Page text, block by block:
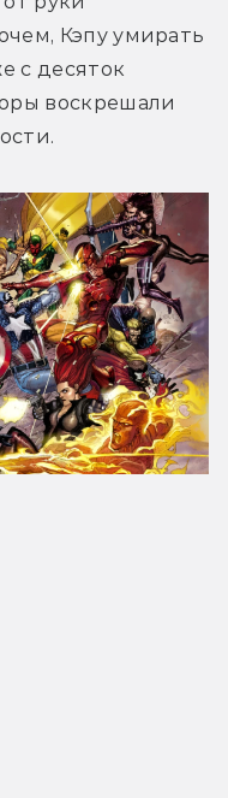
Кэпу умирать
с десяток
воскрешали